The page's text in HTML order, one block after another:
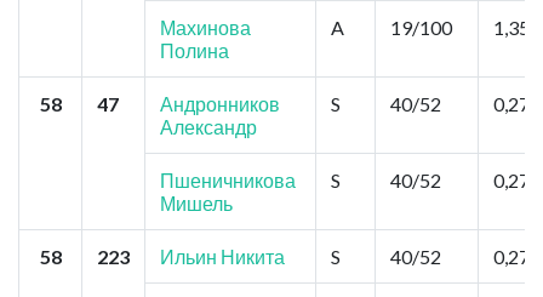
Махинова
Полина
A 19/100 1,35
58 47
Андронников
Александр
S 40/52 0,27
Пшеничникова
Мишель
S 40/52 0,27
58 223 Ильин Никита S 40/52 0,27